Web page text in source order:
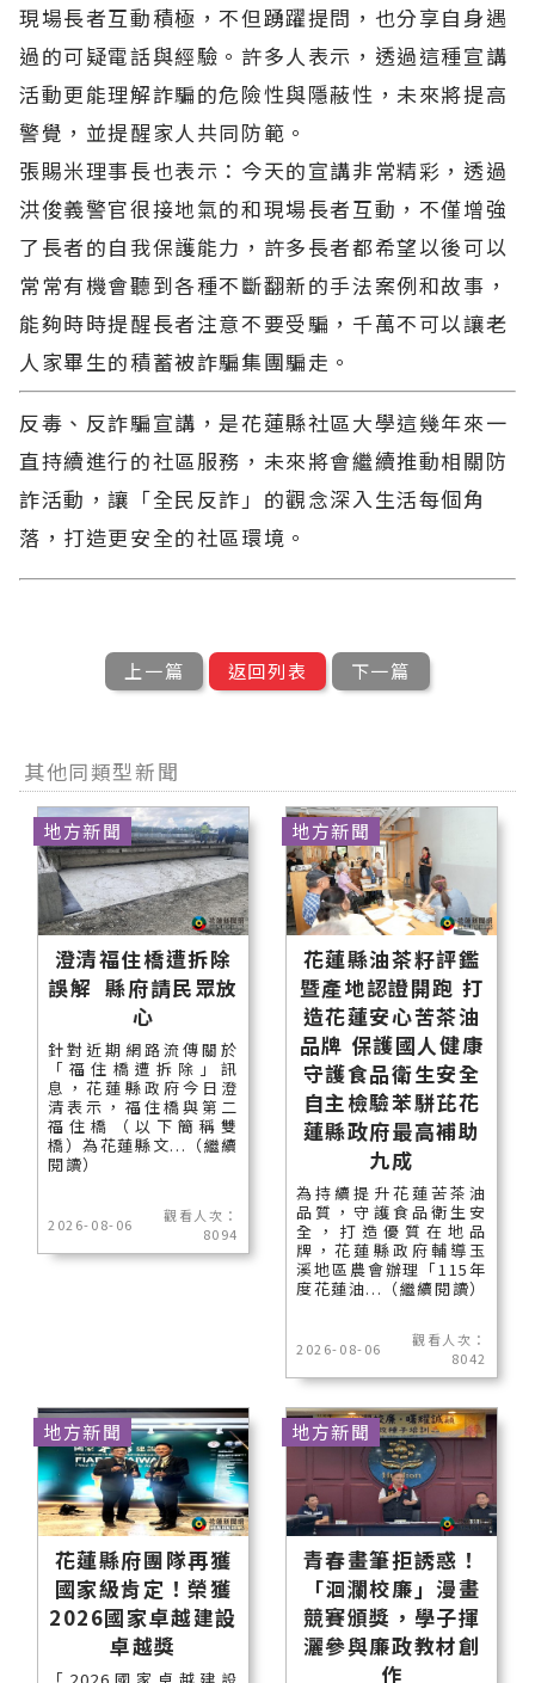
現場長者互動積極，不但踴躍提問，也分享自身遇
過的可疑電話與經驗。許多人表示，透過這種宣講
活動更能理解詐騙的危險性與隱蔽性，未來將提高
警覺，並提醒家人共同防範。
張賜米理事長也表示：今天的宣講非常精彩，透過
洪俊義警官很接地氣的和現場長者互動，不僅增強
了長者的自我保護能力，許多長者都希望以後可以
常常有機會聽到各種不斷翻新的手法案例和故事，
能夠時時提醒長者注意不要受騙，千萬不可以讓老
人家畢生的積蓄被詐騙集團騙走。
反毒、反詐騙宣講，是花蓮縣社區大學這幾年來一
直持續進行的社區服務，未來將會繼續推動相關防
詐活動，讓「全民反詐」的觀念深入生活每個角
落，打造更安全的社區環境。
上一篇 返回列表 下一篇
其他同類型新聞
澄清福住橋遭拆除
誤解 縣府請民眾放
心
針對近期網路流傳關於
「福住橋遭拆除」訊
息，花蓮縣政府今日澄
清表示，福住橋與第二
福住橋（以下簡稱雙
橋）為花蓮縣文...（繼續
閱讀）
2026-08-06
觀看人次：
8094
地方新聞
花蓮縣油茶籽評鑑
暨產地認證開跑 打
造花蓮安心苦茶油
品牌 保護國人健康
守護食品衛生安全
自主檢驗苯駢芘花
蓮縣政府最高補助
九成
為持續提升花蓮苦茶油
品質，守護食品衛生安
全，打造優質在地品
牌，花蓮縣政府輔導玉
溪地區農會辦理「115年
度花蓮油...（繼續閱讀）
2026-08-06
觀看人次：
8042
地方新聞
花蓮縣府團隊再獲
國家級肯定！榮獲
2026國家卓越建設
卓越獎
地方新聞
青春畫筆拒誘惑！
「洄瀾校廉」漫畫
競賽頒獎，學子揮
灑參與廉政教材創
作
地方新聞